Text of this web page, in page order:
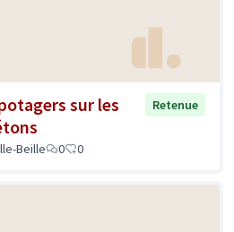
sur les
Retenue
Beille 0 0